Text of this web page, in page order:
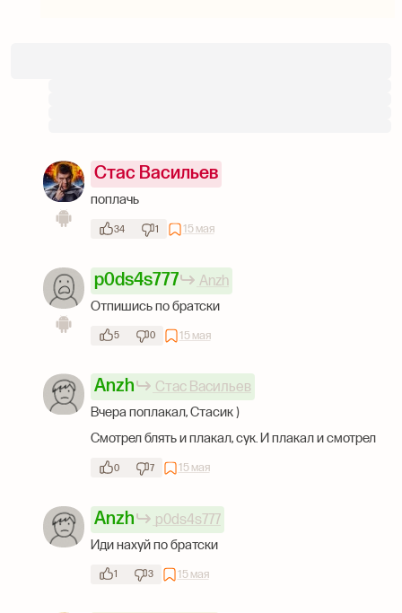
Стас Васильев
поплачь
34 1 15 мая
p0ds4s777
Anzh
Отпишись по братски
5 0 15 мая
Anzh
Стас Васильев
Вчера поплакал, Стасик )
Смотрел блять и плакал, сук. И плакал и смотрел
0 7 15 мая
Anzh
p0ds4s777
Иди нахуй по братски
1 3 15 мая